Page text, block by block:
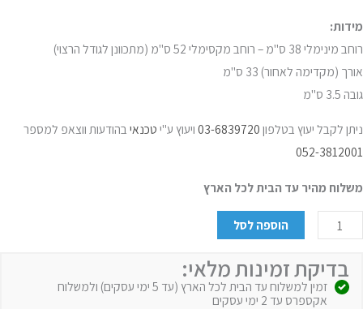
מידות:
רוחב מינימלי 38 ס"מ – רוחב מקסימלי 52 ס"מ (מתכוונן לגודל הרצוי)
אורך (מקדימה לאחור) 33 ס"מ
גובה 3.5 ס"מ
ניתן לקבל יעוץ בטלפון 03-6839720 ויעוץ ע"י טכנאי בהודעות ווצאפ למספר
052-3812001
משלוח מהיר עד הבית לכל הארץ
הוספה לסל
בדיקת זמינות מלאי:
זמין למשלוח עד הבית לכל הארץ (עד 5 ימי עסקים) ולמשלוח
אקספרס עד 2 ימי עסקים